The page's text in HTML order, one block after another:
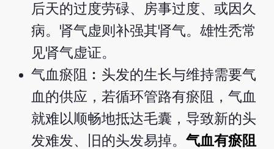
后天的过度劳碌、房事过度、或因久
病。肾气虚则补强其肾气。雄性秃常
见肾气虚证。
气血瘀阻︰头发的生长与维持需要气
血的供应，若循环管路有瘀阻，气血
就难以顺畅地抵达毛囊，导致新的头
发难发、旧的头发易掉。气血有瘀阻